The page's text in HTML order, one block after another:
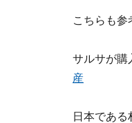
こちらも参
サルサが購
産
日本であ